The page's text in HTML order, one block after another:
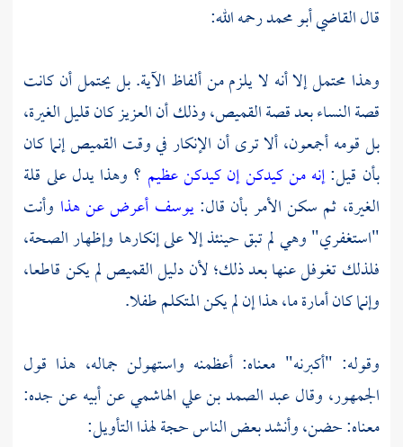
قالالقاضي أبو محمدرحمه الله:
وهذا محتمل إلا أنه لا يلزم من ألفاظ الآية. بل يحتمل أن كانت
قصة النساء بعد قصة القميص، وذلك أنالعزيزكان قليل الغيرة،
بل قومه أجمعون، ألا ترى أن الإنكار في وقت القميص إنما كان
بأن قيل:إنه من كيدكن إن كيدكن عظيم ؟ وهذا يدل على قلة
الغيرة، ثم سكن الأمر بأن قال:يوسف أعرض عن هذا وأنت
"استغفري" وهي لم تبق حينئذ إلا على إنكارها وإظهار الصحة،
فلذلك تغوفل عنها بعد ذلك؛ لأن دليل القميص لم يكن قاطعا،
وإنما كان أمارة ما، هذا إن لم يكن المتكلم طفلا.
وقوله: "أكبرنه" معناه: أعظمنه واستهولن جماله، هذا قول
الجمهور، وقالعبد الصمد بن علي الهاشميعن أبيه عن جده:
معناه: حضن، وأنشد بعض الناس حجة لهذا التأويل: